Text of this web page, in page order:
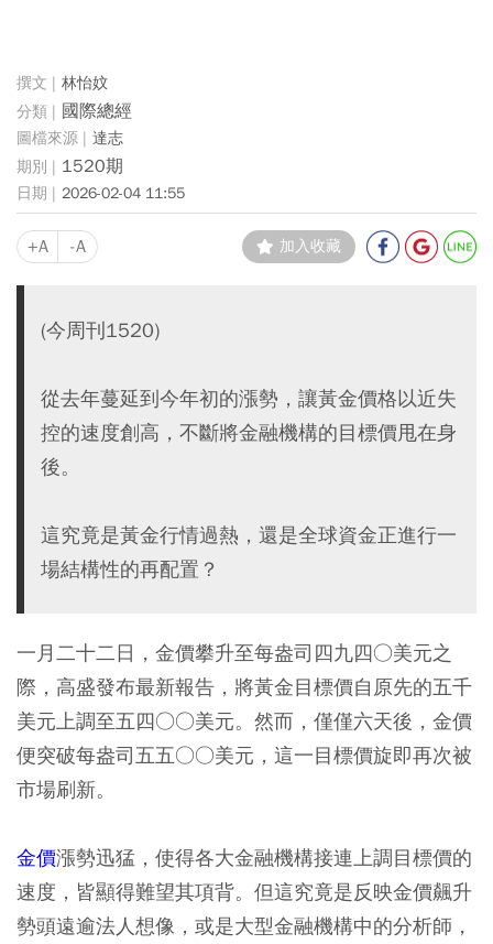
林怡妏
國際總經
達志
1520期
2026-02-04 11:55
+A -A 加入收藏
(今周刊1520)
從去年蔓延到今年初的漲勢，讓黃金價格以近失
控的速度創高，不斷將金融機構的目標價甩在身
後。
這究竟是黃金行情過熱，還是全球資金正進行一
場結構性的再配置？
一月二十二日，金價攀升至每盎司四九四○美元之
際，高盛發布最新報告，將黃金目標價自原先的五千
美元上調至五四○○美元。然而，僅僅六天後，金價
便突破每盎司五五○○美元，這一目標價旋即再次被
市場刷新。
金價漲勢迅猛，使得各大金融機構接連上調目標價的
速度，皆顯得難望其項背。但這究竟是反映金價飆升
勢頭遠逾法人想像，或是大型金融機構中的分析師，